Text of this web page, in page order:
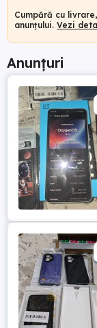
Cumpără cu
anunțului. Vezi
Anunțuri